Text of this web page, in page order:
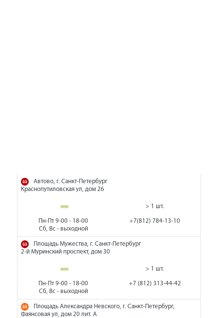
Автово, г. Санкт-Петербург
Краснопутиловская ул, дом 26
> 1 шт.
Пн-Пт 9-00 - 18-00
Сб, Вс - выходной
+7(812) 784-13-10
Площадь Мужества, г. Санкт-Петербург
2-й Муринский проспект, дом 30
> 1 шт.
Пн-Пт 9-00 - 18-00
Сб, Вс - выходной
+7 (812) 313-44-42
Площадь Александра Невского, г. Санкт-Петербург,
Фаянсовая ул, дом 20 лит. А